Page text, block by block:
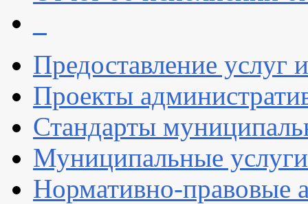
Предоставление услуг
Проекты
Стандарты
Муниципальные услуги
Нормативно-правовые